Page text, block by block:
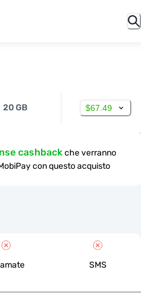
20 GB $67.49
cashbackche verranno
con questo acquisto
SMS